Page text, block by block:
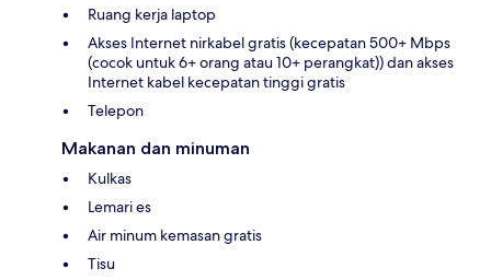
Ruang kerja laptop
Akses Internet nirkabel gratis (kecepatan 500+ Mbps
(cocok untuk 6+ orang atau 10+ perangkat)) dan akses
Internet kabel kecepatan tinggi gratis
Telepon
Makanan dan minuman
Kulkas
Lemari es
Air minum kemasan gratis
Tisu